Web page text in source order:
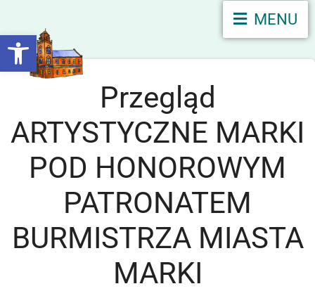
Otwórz pasek narzędzi
MENU
Przegląd
ARTYSTYCZNE MARKI
POD HONOROWYM
PATRONATEM
BURMISTRZA MIASTA
MARKI